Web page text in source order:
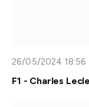
26/05/2024 18:56
F1 - Charles